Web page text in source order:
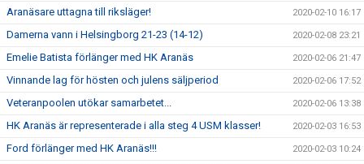
Aranäsare uttagna till riksläger! 2020-02-10 16:17
Damerna vann i Helsingborg 21-23 (14-12) 2020-02-08 23:21
Emelie Batista förlänger med HK Aranäs 2020-02-06 21:47
Vinnande lag för hösten och julens säljperiod 2020-02-06 17:52
Veteranpoolen utökar samarbetet... 2020-02-06 13:38
HK Aranäs är representerade i alla steg 4 USM klasser! 2020-02-03 16:53
Ford förlänger med HK Aranäs!!! 2020-02-03 10:24